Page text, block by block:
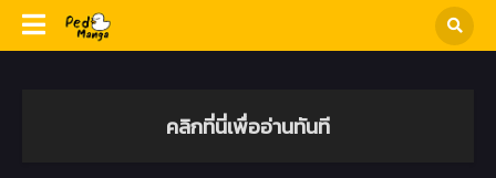
คลิกที่นี่เพื่ออ่านทันที